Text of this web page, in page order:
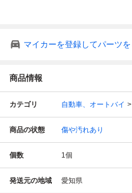
マイカーを登録してパーツを
商品情報
カテゴリ 自動車、オートバイ
商品の状態 傷や汚れあり
個数 1個
発送元の地域 愛知県